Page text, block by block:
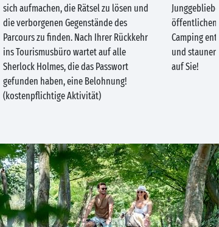
sich aufmachen, die Rätsel zu lösen und
die verborgenen Gegenstände des
Parcours zu finden. Nach Ihrer Rückkehr
ins Tourismusbüro wartet auf alle
Sherlock Holmes, die das Passwort
gefunden haben, eine Belohnung!
(kostenpflichtige Aktivität)
öffentlichen
Camping
und
auf Sie!